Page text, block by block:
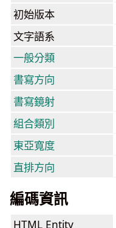
初始版本
文字語系
一般分類
書寫方向
書寫鏡射
組合類別
東亞寬度
直排方向
編碼資訊
HTML Entity